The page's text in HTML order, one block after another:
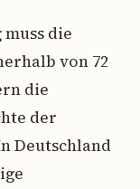
die
von 72
die
der
Deutschland